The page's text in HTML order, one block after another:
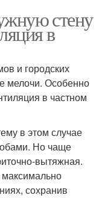
стену
в
и городских
мелочи. Особенно
в частном
в этом случае
Но чаще
вытяжная.
сохранив